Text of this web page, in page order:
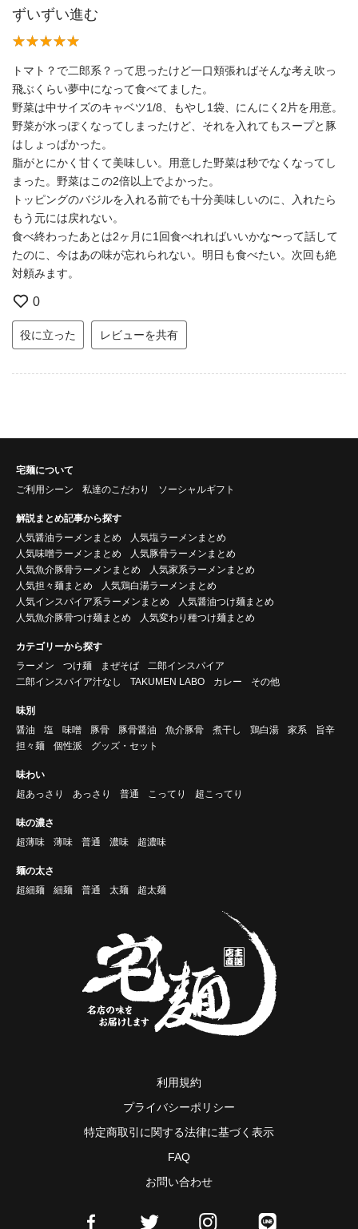
ずいずい進む
トマト？で二郎系？って思ったけど一口頬張ればそんな考え吹っ
飛ぶくらい夢中になって食べてました。
野菜は中サイズのキャベツ1/8、もやし1袋、にんにく2片を用意。
野菜が水っぽくなってしまったけど、それを入れてもスープと豚
はしょっぱかった。
脂がとにかく甘くて美味しい。用意した野菜は秒でなくなってし
まった。野菜はこの2倍以上でよかった。
トッピングのバジルを入れる前でも十分美味しいのに、入れたら
もう元には戻れない。
食べ終わったあとは2ヶ月に1回食べれればいいかな〜って話して
たのに、今はあの味が忘れられない。明日も食べたい。次回も絶
対頼みます。
0
役に立った レビューを共有
宅麺について
ご利用シーン
私達のこだわり ソーシャルギフト
解説まとめ記事から探す
人気醤油ラーメンまとめ
人気塩ラーメンまとめ
人気味噌ラーメンまとめ
人気豚骨ラーメンまとめ
人気魚介豚骨ラーメンまとめ
人気家系ラーメンまとめ
人気担々麺まとめ
人気鶏白湯ラーメンまとめ
人気インスパイア系ラーメンまとめ
人気醤油つけ麺まとめ
人気魚介豚骨つけ麺まとめ
人気変わり種つけ麺まとめ
カテゴリーから探す
ラーメン
つけ麺 まぜそば
二郎インスパイア
二郎インスパイア汁なし
TAKUMEN LABO カレー その他
味別
醤油
塩 味噌 豚骨 豚骨醤油 魚介豚骨 煮干し 鶏白湯 家系
旨辛
担々麺
個性派 グッズ・セット
味わい
超あっさり
あっさり 普通 こってり 超こってり
味の濃さ
超薄味
薄味 普通 濃味 超濃味
麺の太さ
超細麺
細麺 普通 太麺 超太麺
利用規約
プライバシーポリシー
特定商取引に関する法律に基づく表示
FAQ
お問い合わせ